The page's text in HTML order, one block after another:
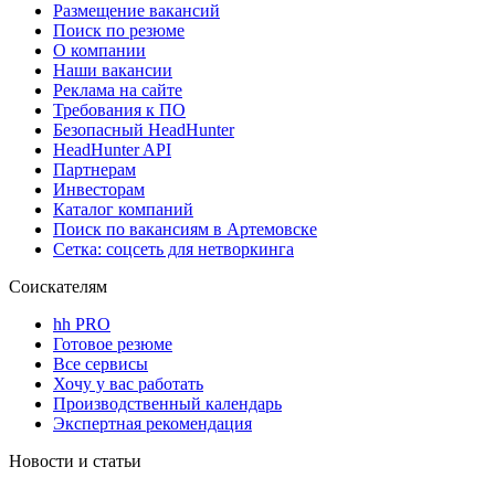
Размещение вакансий
Поиск по резюме
О компании
Наши вакансии
Реклама на сайте
Требования к ПО
Безопасный HeadHunter
HeadHunter API
Партнерам
Инвесторам
Каталог компаний
Поиск по вакансиям в Артемовске
Сетка: соцсеть для нетворкинга
Соискателям
hh PRO
Готовое резюме
Все сервисы
Хочу у вас работать
Производственный календарь
Экспертная рекомендация
Новости и статьи